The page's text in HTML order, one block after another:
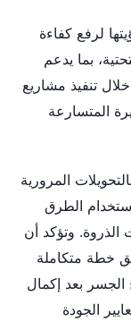
لرفع كفاءة
بما يدعم
تنفيذ مشاريع
المتسارعة
المرورية
الطرق
الذروة. وتؤكد أن
خطة متكاملة
الجسر بعد إكمال
الجودة